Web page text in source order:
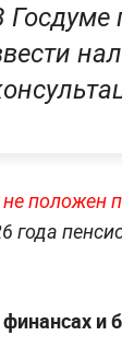
Госдуме
положен
года
и